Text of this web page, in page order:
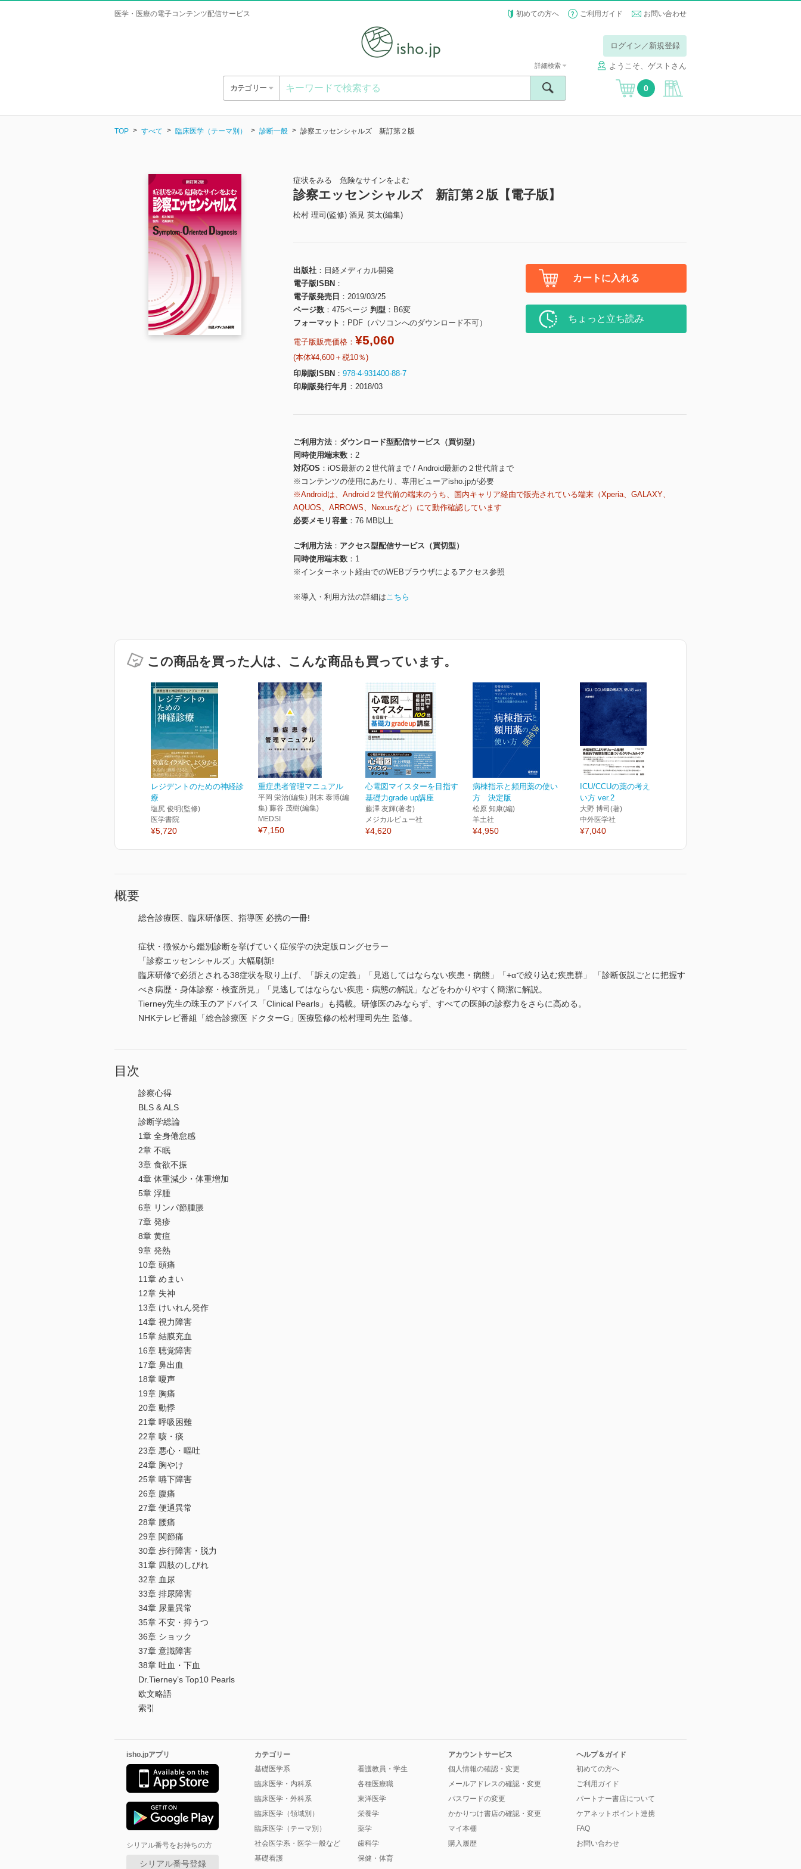
医学・医療の電子コンテンツ配信サービス 初めての方へ ご利用ガイド お問い合わせ
ログイン／新規登録
ようこそ、ゲストさん
カテゴリー
詳細検索
0
TOP すべて 臨床医学（テーマ別） 診断一般 診察エッセンシャルズ 新訂第２版
症状をみる 危険なサインをよむ
診察エッセンシャルズ 新訂第２版【電子版】
松村 理司(監修) 酒見 英太(編集)
出版社
日経メディカル開発
電子版ISBN
電子版発売日
2019/03/25
ページ数
475ページ 判型
B6変
フォーマット
PDF（パソコンへのダウンロード不可）
電子版販売価格： ¥5,060
(本体¥4,600＋税10％)
印刷版ISBN
978-4-931400-88-7
印刷版発行年月
2018/03
カートに入れる
ちょっと立ち読み
ご利用方法
ダウンロード型配信サービス（買切型）
同時使用端末数
2
対応OS
iOS最新の２世代前まで / Android最新の２世代前まで
※コンテンツの使用にあたり、専用ビューアisho.jpが必要
※Androidは、Android２世代前の端末のうち、国内キャリア経由で販売されている端末（Xperia、GALAXY、
AQUOS、ARROWS、Nexusなど）にて動作確認しています
必要メモリ容量
76 MB以上
ご利用方法
アクセス型配信サービス（買切型）
同時使用端末数
1
※インターネット経由でのWEBブラウザによるアクセス参照
※導入・利用方法の詳細はこちら
この商品を買った人は、こんな商品も買っています。
レジデントのための神経診
療
塩尻 俊明(監修)
医学書院
¥5,720
重症患者管理マニュアル
平岡 栄治(編集) 則末 泰博(編
集) 藤谷 茂樹(編集)
MEDSI
¥7,150
心電図マイスターを目指す
基礎力grade up講座
藤澤 友輝(著者)
メジカルビュー社
¥4,620
病棟指示と頻用薬の使い
方 決定版
松原 知康(編)
羊土社
¥4,950
ICU/CCUの薬の考え方，使
い方 ver.2
大野 博司(著)
中外医学社
¥7,040
概要
総合診療医、臨床研修医、指導医 必携の一冊!
症状・徴候から鑑別診断を挙げていく症候学の決定版ロングセラー
「診察エッセンシャルズ」大幅刷新!
臨床研修で必須とされる38症状を取り上げ、「訴えの定義」「見逃してはならない疾患・病態」「+αで絞り込む疾患群」 「診断仮説ごとに把握す
べき病歴・身体診察・検査所見」「見逃してはならない疾患・病態の解説」などをわかりやすく簡潔に解説。
Tierney先生の珠玉のアドバイス「Clinical Pearls」も掲載。研修医のみならず、すべての医師の診察力をさらに高める。
NHKテレビ番組「総合診療医 ドクターG」医療監修の松村理司先生 監修。
目次
診察心得
BLS & ALS
診断学総論
1章 全身倦怠感
2章 不眠
3章 食欲不振
4章 体重減少・体重増加
5章 浮腫
6章 リンパ節腫脹
7章 発疹
8章 黄疸
9章 発熱
10章 頭痛
11章 めまい
12章 失神
13章 けいれん発作
14章 視力障害
15章 結膜充血
16章 聴覚障害
17章 鼻出血
18章 嗄声
19章 胸痛
20章 動悸
21章 呼吸困難
22章 咳・痰
23章 悪心・嘔吐
24章 胸やけ
25章 嚥下障害
26章 腹痛
27章 便通異常
28章 腰痛
29章 関節痛
30章 歩行障害・脱力
31章 四肢のしびれ
32章 血尿
33章 排尿障害
34章 尿量異常
35章 不安・抑うつ
36章 ショック
37章 意識障害
38章 吐血・下血
Dr.Tierney’s Top10 Pearls
欧文略語
索引
isho.jpアプリ
シリアル番号をお持ちの方
シリアル番号登録
カテゴリー
基礎医学系
臨床医学・内科系
臨床医学・外科系
臨床医学（領域別）
臨床医学（テーマ別）
社会医学系・医学一般など
基礎看護
看護教員・学生
各種医療職
東洋医学
栄養学
薬学
歯科学
保健・体育
アカウントサービス
個人情報の確認・変更
メールアドレスの確認・変更
パスワードの変更
かかりつけ書店の確認・変更
マイ本棚
購入履歴
ヘルプ＆ガイド
初めての方へ
ご利用ガイド
パートナー書店について
ケアネットポイント連携
FAQ
お問い合わせ